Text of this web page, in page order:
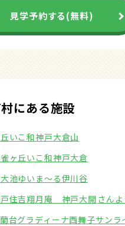
見学予約する(無料)
にある施設
いこ和神戸大倉山
ヶ丘いこ和神戸大倉
池ゆいま～る伊川谷
住吉翔月庵 神戸大開 さん
台グラディーナ西舞子サンラ